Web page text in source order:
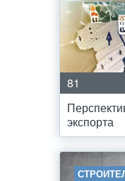
81
экспорта